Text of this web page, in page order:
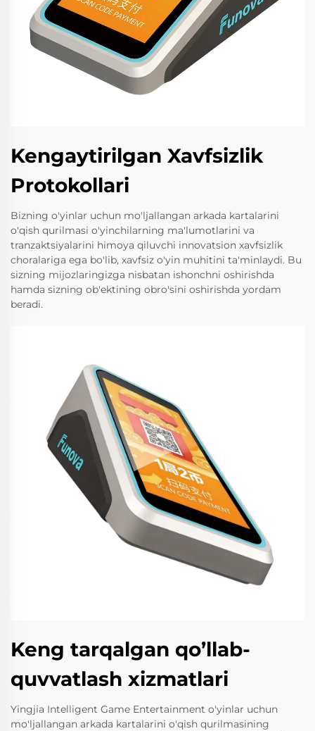
Kengaytirilgan Xavfsizlik
Protokollari
Bizning o'yinlar uchun mo'ljallangan arkada kartalarini
o'qish qurilmasi o'yinchilarning ma'lumotlarini va
tranzaktsiyalarini himoya qiluvchi innovatsion xavfsizlik
choralariga ega bo'lib, xavfsiz o'yin muhitini ta'minlaydi. Bu
sizning mijozlaringizga nisbatan ishonchni oshirishda
hamda sizning ob'ektining obro'sini oshirishda yordam
beradi.
Keng tarqalgan qo’llab-
quvvatlash xizmatlari
Yingjia Intelligent Game Entertainment o'yinlar uchun
mo'ljallangan arkada kartalarini o'qish qurilmasining